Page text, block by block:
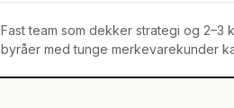
Fast team som dekker strategi og 2–3
byråer med tunge merkevarekunder